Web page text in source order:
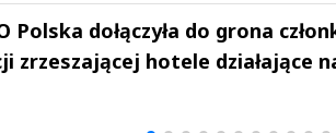
Polska dołączyła do grona
zrzeszającej hotele działające
Marta i Andrzej